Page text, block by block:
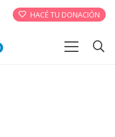
HACÉ TU DONACIÓN